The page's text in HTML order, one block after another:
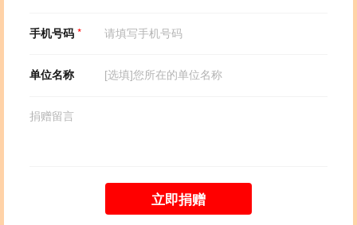
手机号码 *
单位名称
立即捐赠